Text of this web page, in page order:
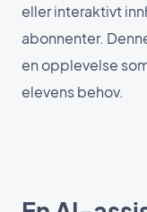
eller interaktivt
abonnenter.
en opplevelse
elevens behov.